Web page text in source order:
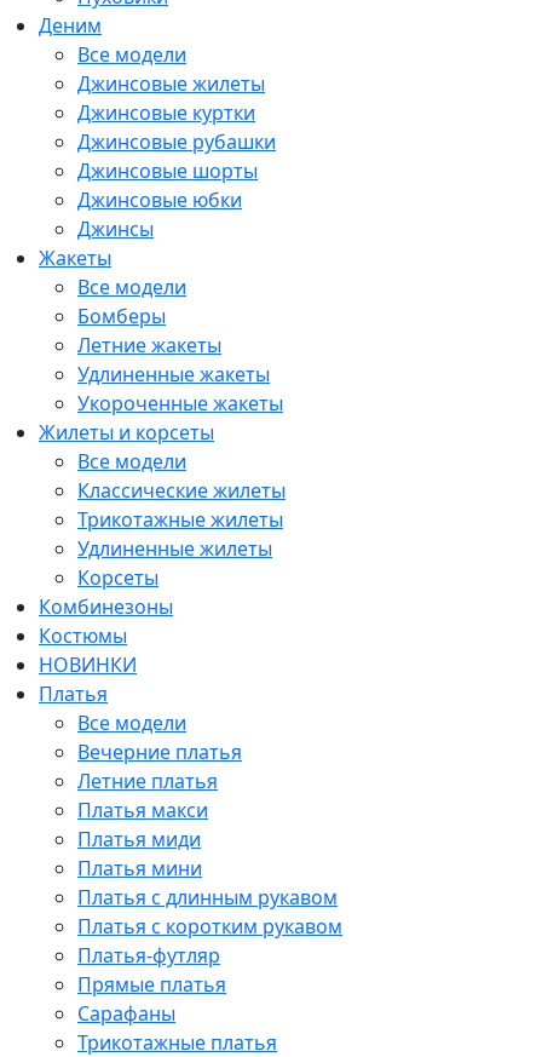
Деним
Все модели
Джинсовые жилеты
Джинсовые куртки
Джинсовые рубашки
Джинсовые шорты
Джинсовые юбки
Джинсы
Жакеты
Все модели
Бомберы
Летние жакеты
Удлиненные жакеты
Укороченные жакеты
Жилеты и корсеты
Все модели
Классические жилеты
Трикотажные жилеты
Удлиненные жилеты
Корсеты
Комбинезоны
Костюмы
НОВИНКИ
Платья
Все модели
Вечерние платья
Летние платья
Платья макси
Платья миди
Платья мини
Платья с длинным рукавом
Платья с коротким рукавом
Платья-футляр
Прямые платья
Сарафаны
Трикотажные платья